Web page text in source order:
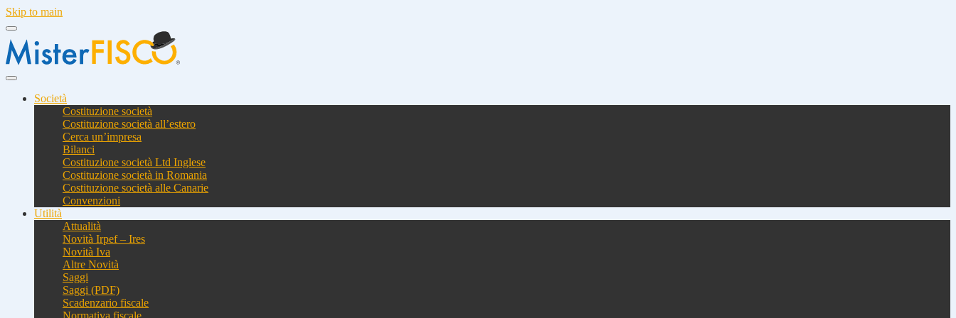
Skip to main
Società
Costituzione società
Costituzione società all’estero
Cerca un’impresa
Bilanci
Costituzione società Ltd Inglese
Costituzione società in Romania
Costituzione società alle Canarie
Convenzioni
Utilità
Attualità
Novità Irpef – Ires
Novità Iva
Altre Novità
Saggi
Saggi (PDF)
Scadenzario fiscale
Normativa fiscale